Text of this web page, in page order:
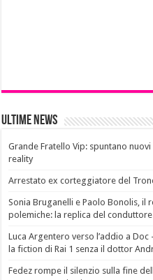
Ultime News
Grande Fratello Vip: spuntano
reality
Arrestato ex corteggiatore del
Sonia Bruganelli e Paolo Bonolis, il
polemiche: la replica del
Luca Argentero verso l’addio a
la fiction di Rai 1 senza il dottor
Fedez rompe il silenzio sulla fine